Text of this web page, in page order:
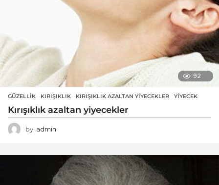
92
GÜZELLIK KIRIŞIKLIK ,KIRIŞIKLIK AZALTAN YIYECEKLER ,YIYECEK
Kırışıklık azaltan yiyecekler
by admin